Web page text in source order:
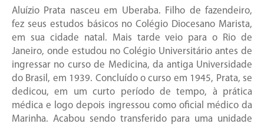
Aluízio Prata nasceu em Uberaba. Filho de fazendeiro,
fez seus estudos básicos no Colégio Diocesano Marista,
em sua cidade natal. Mais tarde veio para o Rio de
Janeiro, onde estudou no Colégio Universitário antes de
ingressar no curso de Medicina, da antiga Universidade
do Brasil, em 1939. Concluído o curso em 1945, Prata, se
dedicou, em um curto período de tempo, à prática
médica e logo depois ingressou como oficial médico da
Marinha. Acabou sendo transferido para uma unidade